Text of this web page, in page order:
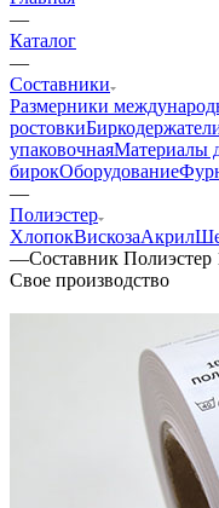
—
Каталог
—
Составники
Размерники
ростовки
упаковочнаяМатериалы
бирокОборудование
—
Полиэстер
ХлопокВискозаАкрил
—Составник
Свое производство